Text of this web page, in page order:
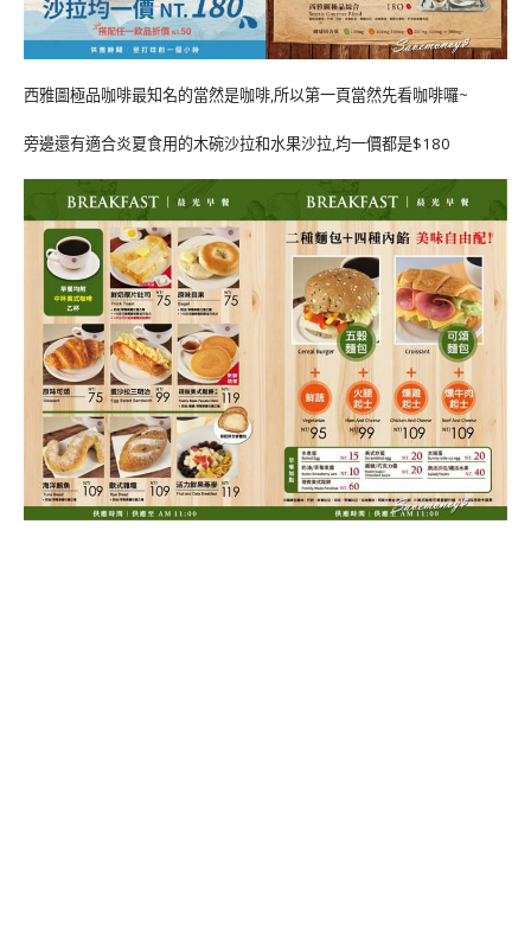
西雅圖極品咖啡最知名的當然是咖啡,所以第一頁當然先看咖啡囉~
旁邊還有適合炎夏食用的木碗沙拉和水果沙拉,均一價都是$180